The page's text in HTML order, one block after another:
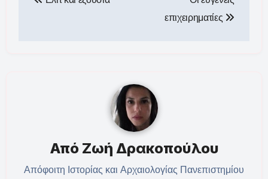
άρθρων
επιχειρηματίες
Από Ζωή Δρακοπούλου
Απόφοιτη Ιστορίας και Αρχαιολογίας Πανεπιστημίου